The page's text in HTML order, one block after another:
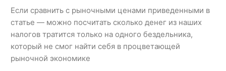
Если сравнить с рыночными ценами приведенными в
статье — можно посчитать сколько денег из наших
налогов тратится только на одного бездельника,
который не смог найти себя в процветающей
рыночной экономике